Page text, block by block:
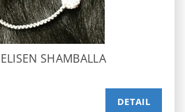
SHAMBALLA
DETAIL